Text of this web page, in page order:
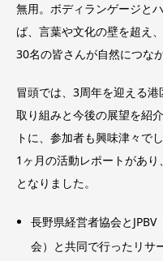
無用。ボディランゲージと
ば、言葉や文化の壁を超え
30名の皆さんが自然につな
冒頭では、3周年を迎える
取り組みと今後の展望を紹
トに、参加者も興味津々で
1ヶ月の活動レポートがあ
となりました。
長野県経営者協会と
会）と共同で行ったリサ